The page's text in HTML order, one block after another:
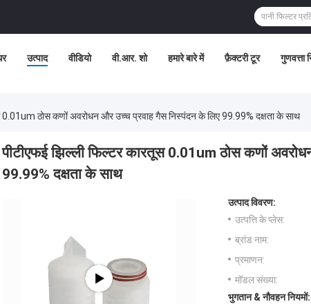
उत्पाद वीडियो वी.आर. शो हमारे बारे में फ़ैक्टरी टूर गुणवत्ता
0.01um ठोस कणों अवरोधन और उच्च प्रवाह गैस निस्पंदन के लिए 99.99% दक्षता के साथ
पीटीएफई झिल्ली फिल्टर कारतूस 0.01um ठोस कणों
99.99% दक्षता के साथ
उत्पाद विवरण:
उत्पत्ति के प्लेस:
ब्रांड नाम:
प्रमाणन:
मॉडल संख्या:
भुगतान & नौवहन नियमों: